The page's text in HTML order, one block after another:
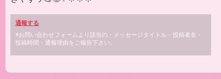
通報する
※お問い合わせフォームより該当の・メッセージタイトル・投稿者名・
投稿時間・通報理由をご報告下さい。